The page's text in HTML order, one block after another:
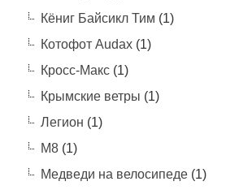
Кёниг Байсикл Тим (1)
Котофот Audax(1)
Кросс-Макс(1)
Крымские ветры (1)
Легион (1)
М8(1)
Медведи на велосипеде(1)